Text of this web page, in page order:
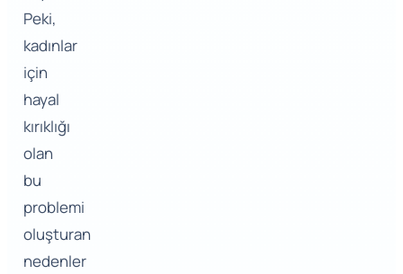
Peki,
kadınlar
için
hayal
kırıklığı
olan
bu
problemi
oluşturan
nedenler